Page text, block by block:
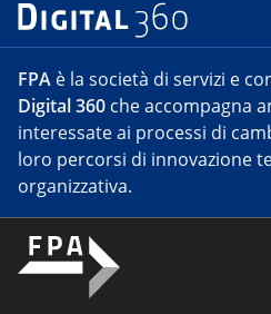
FPA è la società di servizi e
Digital 360 che accompagna
interessate ai processi di
loro percorsi di innovazione
organizzativa.